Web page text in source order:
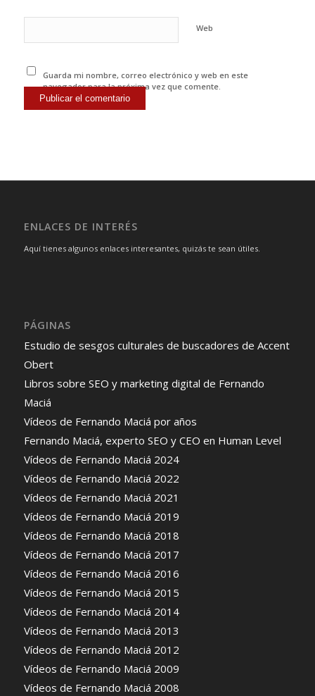
Web
Guarda mi nombre, correo electrónico y web en este
navegador para la próxima vez que comente.
ENLACES DE INTERÉS
Aquí tienes algunos enlaces interesantes, quizás te sean útiles.
PÁGINAS
Estudio de sesgos culturales de buscadores de Accent
Obert
Libros sobre SEO y marketing digital de Fernando
Maciá
Vídeos de Fernando Maciá por años
Fernando Maciá, experto SEO y CEO en Human Level
Vídeos de Fernando Maciá 2024
Vídeos de Fernando Maciá 2022
Vídeos de Fernando Maciá 2021
Vídeos de Fernando Maciá 2019
Vídeos de Fernando Maciá 2018
Vídeos de Fernando Maciá 2017
Vídeos de Fernando Maciá 2016
Vídeos de Fernando Maciá 2015
Vídeos de Fernando Maciá 2014
Vídeos de Fernando Maciá 2013
Vídeos de Fernando Maciá 2012
Vídeos de Fernando Maciá 2009
Vídeos de Fernando Maciá 2008